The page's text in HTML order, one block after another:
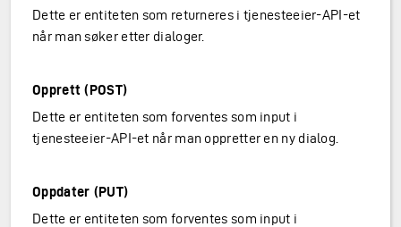
Dette er entiteten som returneres i tjenesteeier-API-et
når man søker etter dialoger.
Opprett (POST)
Dette er entiteten som forventes som input i
tjenesteeier-API-et når man oppretter en ny dialog.
Oppdater (PUT)
Dette er entiteten som forventes som input i